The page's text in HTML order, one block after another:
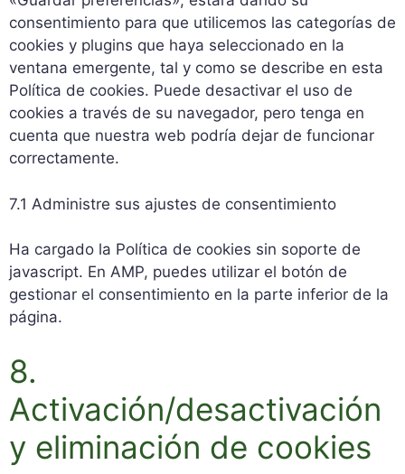
consentimiento para que utilicemos las categorías de
cookies y plugins que haya seleccionado en la
ventana emergente, tal y como se describe en esta
Política de cookies. Puede desactivar el uso de
cookies a través de su navegador, pero tenga en
cuenta que nuestra web podría dejar de funcionar
correctamente.
7.1 Administre sus ajustes de consentimiento
Ha cargado la Política de cookies sin soporte de
javascript. En AMP, puedes utilizar el botón de
gestionar el consentimiento en la parte inferior de la
página.
8.
Activación/desactivación
y eliminación de cookies